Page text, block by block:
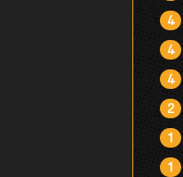
4
4
4
2
1
1